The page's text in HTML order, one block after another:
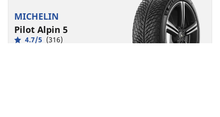
MICHELIN
Pilot Alpin 5
4.7/5 (316)